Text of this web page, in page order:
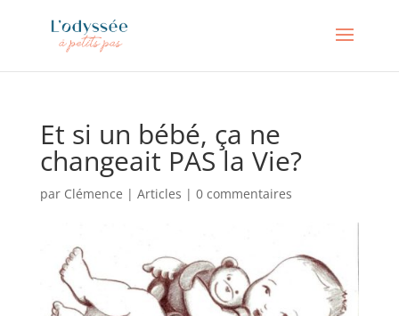
Et si un bébé, ça ne
changeait PAS la Vie?
par Clémence | Articles | 0 commentaires